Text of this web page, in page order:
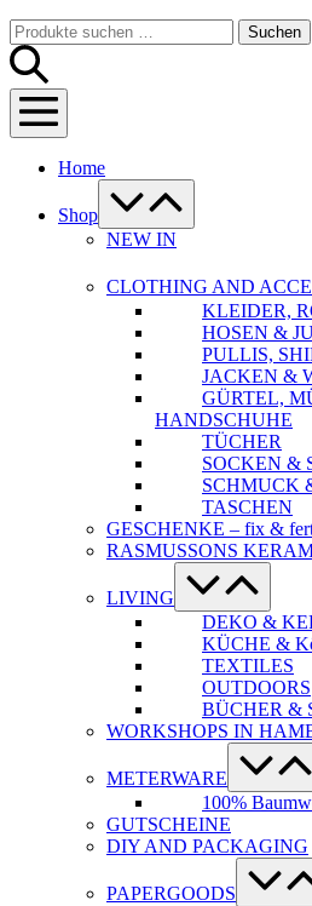
Suche-
Schalter
Suchen
nach:
Suchen
Menü-
Schalter
Home
Shop
Menü-
Schalter
NEW IN
CLOTHING AND
KLEIDER,
HOSEN &
PULLIS,
JACKEN &
GÜRTEL,
HANDSCHUHE
TÜCHER
SOCKEN &
SCHMUCK
TASCHEN
GESCHENKE – fix &
RASMUSSONS
LIVING
Menü-
Schalter
DEKO &
KÜCHE &
TEXTILES
OUTDOORS
BÜCHER &
WORKSHOPS IN
METERWARE
Menü-
Schalter
100%
GUTSCHEINE
DIY AND PACKAGING
PAPERGOODS
Menü-
Schalter